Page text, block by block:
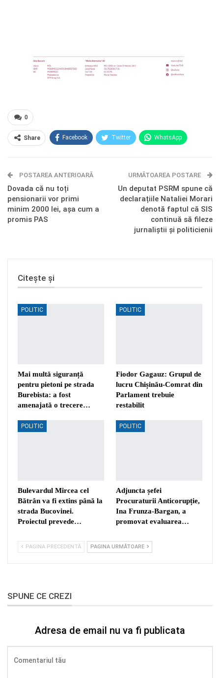
0
Share Facebook Twitter WhatsApp
Telegram OK.ru
POSTAREA ANTERIOARĂ
Dovada că nu toți
pensionarii vor primi
minim 2000 lei, așa cum a
promis PAS
URMĂTOAREA POSTARE
Un deputat PSRM spune că
declarațiile Nataliei Morari
denotă faptul că SIS
continuă să fileze
jurnaliștii și politicienii
Citește și
POLITIC
Mai multă siguranță
pentru pietoni pe strada
Burebista: a fost
amenajată o trecere…
POLITIC
Fiodor Gagauz: Grupul de
lucru Chișinău-Comrat din
Parlament trebuie
restabilit
POLITIC
Bulevardul Mircea cel
Bătrân va fi extins până la
strada Bucovinei.
Proiectul prevede…
POLITIC
Adjuncta șefei
Procuraturii Anticorupție,
Ina Frunza-Bargan, a
promovat evaluarea…
PAGINA PRECEDENTĂ PAGINA URMĂTOARE
SPUNE CE CREZI
Adresa de email nu va fi publicata